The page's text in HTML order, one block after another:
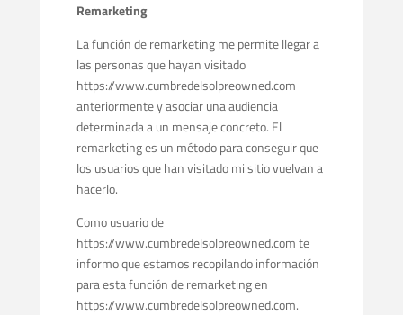
Remarketing
La función de remarketing me permite llegar a
las personas que hayan visitado
https://www.cumbredelsolpreowned.com
anteriormente y asociar una audiencia
determinada a un mensaje concreto. El
remarketing es un método para conseguir que
los usuarios que han visitado mi sitio vuelvan a
hacerlo.
Como usuario de
https://www.cumbredelsolpreowned.com te
informo que estamos recopilando información
para esta función de remarketing en
https://www.cumbredelsolpreowned.com.